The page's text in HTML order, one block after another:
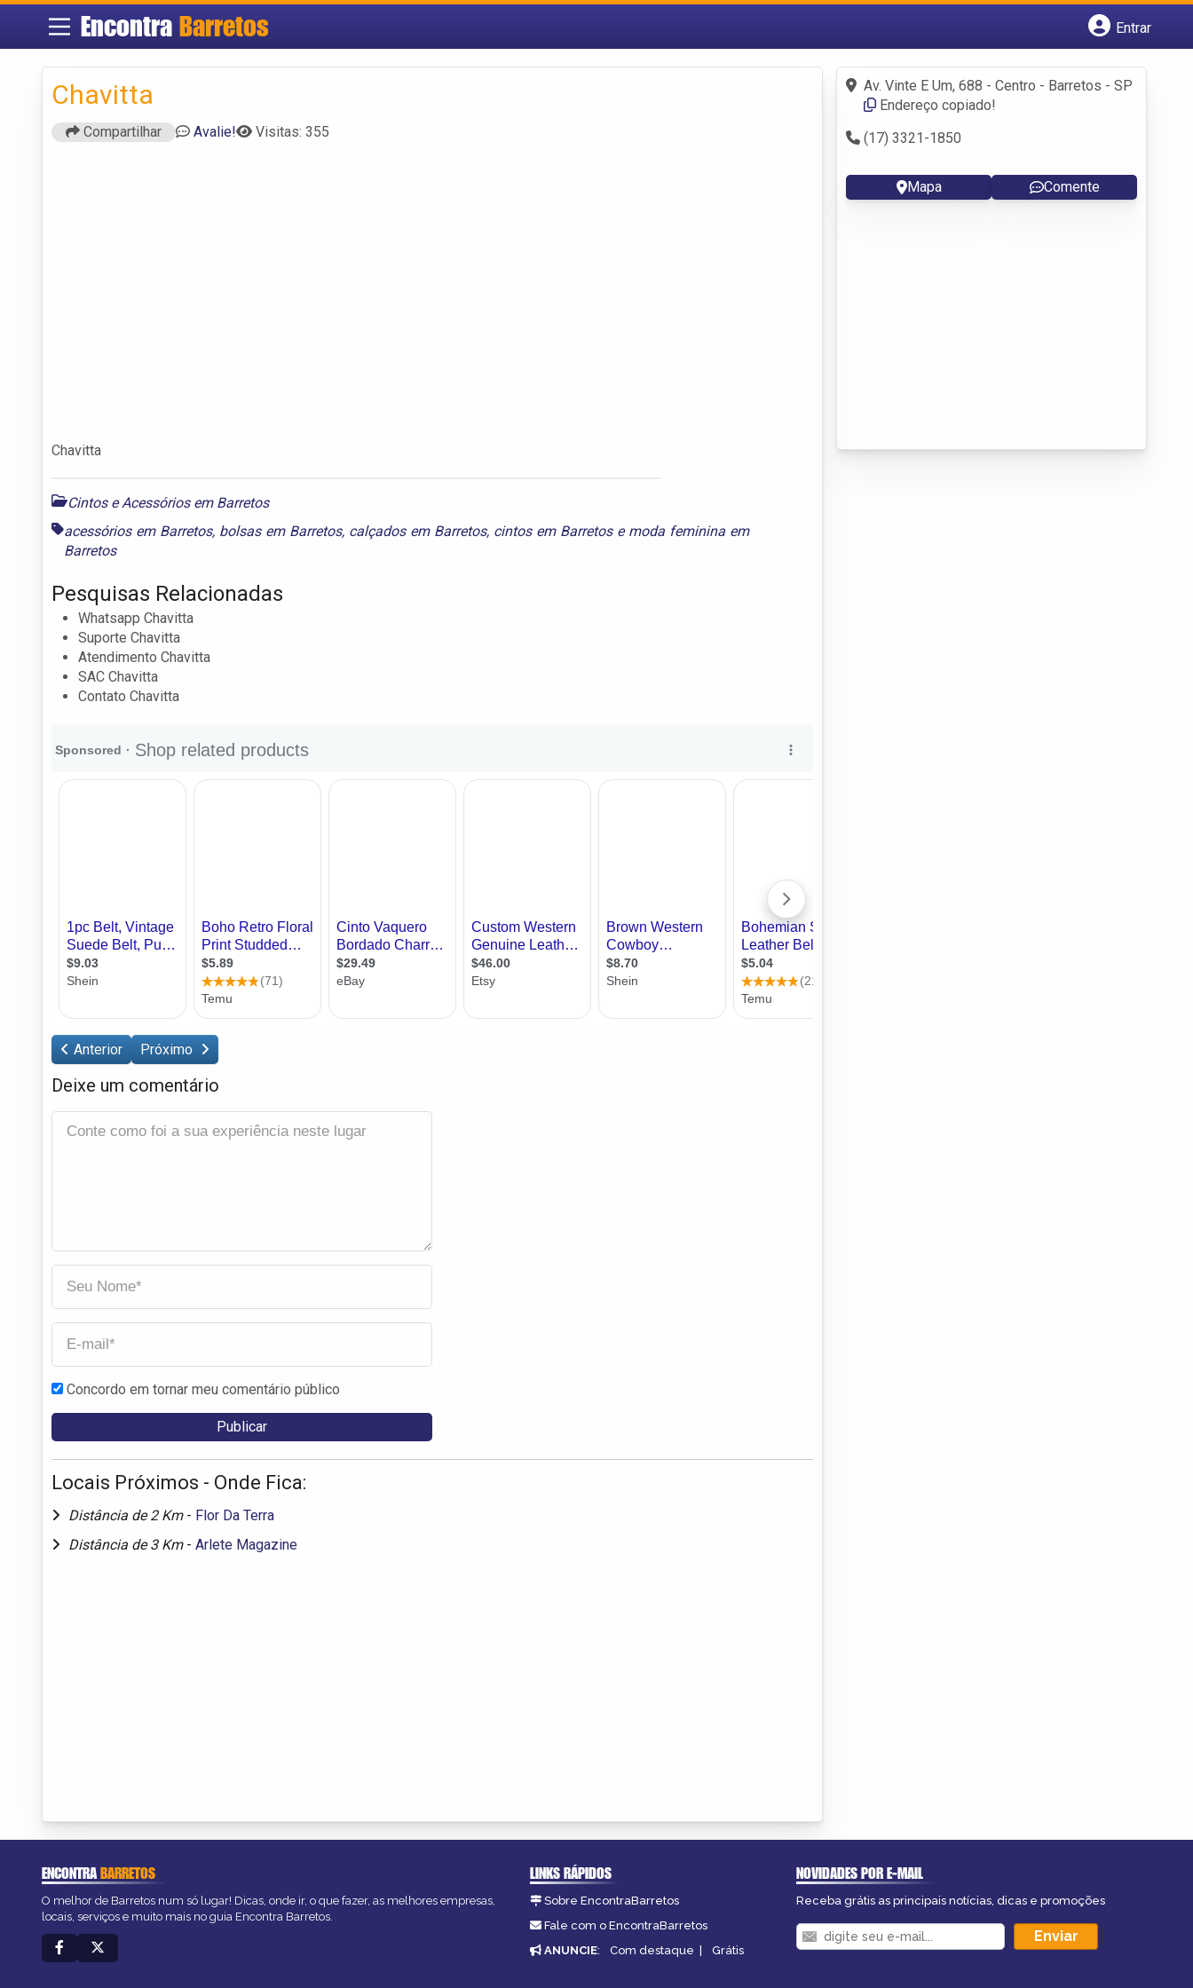
EncontraBarretos
Entrar
Fazer login
Criar conta
Chavitta
Compartilhar Avalie! Visitas: 355
Chavitta
Cintos e Acessórios em Barretos
acessórios em Barretos, bolsas em Barretos, calçados em Barretos, cintos em Barretose moda feminina em
Barretos
Pesquisas Relacionadas
Whatsapp Chavitta
Suporte Chavitta
Atendimento Chavitta
SAC Chavitta
Contato Chavitta
Anterior Próximo
Deixe um comentário
Concordo em tornar meu comentário público
Locais Próximos - Onde Fica:
Distância de 2 Km - Flor Da Terra
Distância de 3 Km - Arlete Magazine
Av. Vinte E Um, 688 - Centro - Barretos - SP
Endereço copiado!
(17) 3321-1850
Mapa Comente
ENCONTRABARRETOS
O melhor de Barretos num só lugar! Dicas, onde ir, o que fazer, as melhores empresas,
locais, serviços e muito mais no guia Encontra Barretos.
LINKS RÁPIDOS
Sobre EncontraBarretos
Fale com o EncontraBarretos
ANUNCIE: Com destaque | Grátis
NOVIDADES POR E-MAIL
Receba grátis as principais notícias, dicas e promoções